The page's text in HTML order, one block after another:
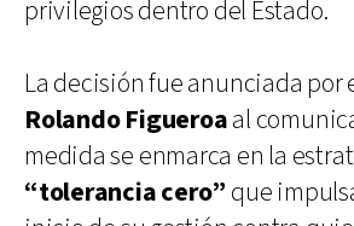
privilegios dentro del Estado.
La decisión fue anunciada por
Rolando Figueroaal
medida se enmarca en la
“tolerancia cero” que